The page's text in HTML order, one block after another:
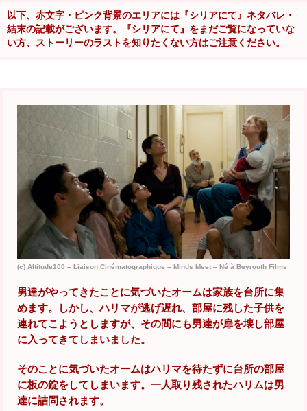
以下、赤文字・ピンク背景のエリアには『シリアにて』ネタバレ・
結末の記載がございます。『シリアにて』をまだご覧になっていな
い方、ストーリーのラストを知りたくない方はご注意ください。
(c) Altitude100 – Liaison Cinématographique – Minds Meet – Né à Beyrouth Films
男達がやってきたことに気づいたオームは家族を台所に集
めます。しかし、ハリマが逃げ遅れ、部屋に残した子供を
連れてこようとしますが、その間にも男達が扉を壊し部屋
に入ってきてしまいました。
そのことに気づいたオームはハリマを待たずに台所の部屋
に板の錠をしてしまいます。一人取り残されたハリムは男
達に詰問されます。